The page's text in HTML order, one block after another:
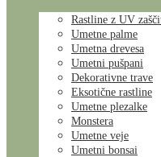
Rastline z UV
Umetne palme
Umetna drevesa
Umetni pušpani
Dekorativne trave
Eksotične rastline
Umetne plezalke
Monstera
Umetne veje
Umetni bonsai